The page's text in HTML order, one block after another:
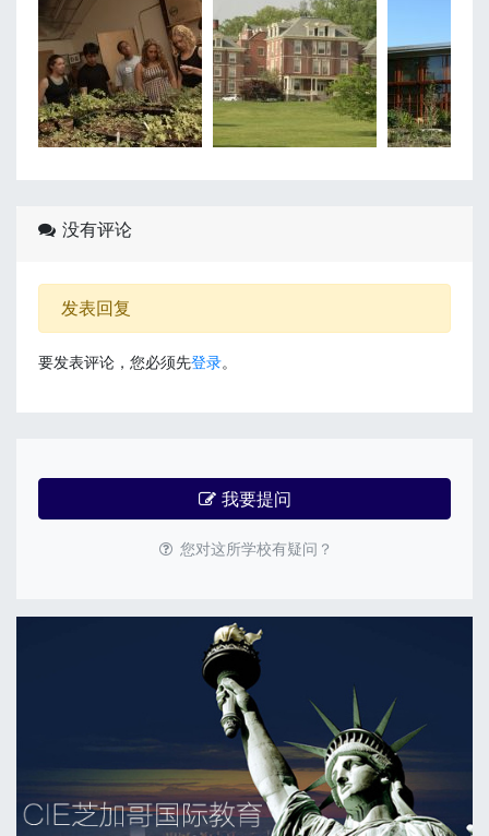
没有评论
发表回复
要发表评论，您必须先登录。
我要提问
您对这所学校有疑问？